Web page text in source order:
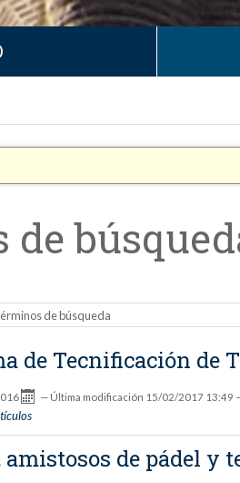
de
de búsqueda
de Tecnificación de
— Última modificación 15/02/2017 13:49
amistosos de pádel